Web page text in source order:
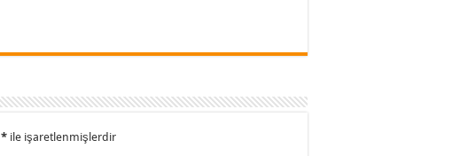
*ile işaretlenmişlerdir